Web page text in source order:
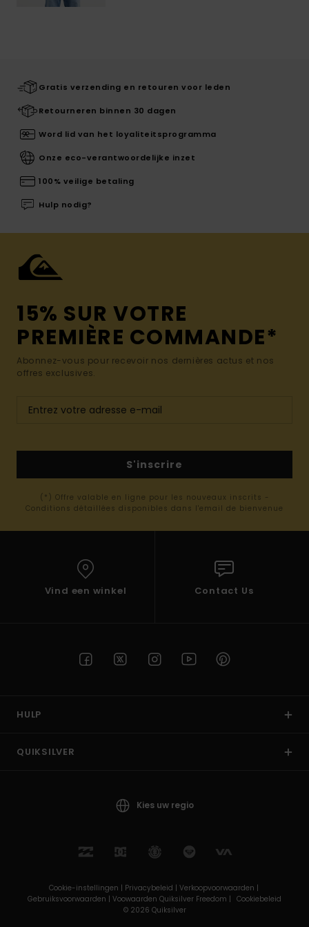
Gratis verzending en retouren voor leden
Retourneren binnen 30 dagen
Word lid van het loyaliteitsprogramma
Onze eco-verantwoordelijke inzet
100% veilige betaling
Hulp nodig?
15% SUR VOTRE
PREMIÈRE COMMANDE*
Abonnez-vous pour recevoir nos dernières actus et nos
offres exclusives.
S'inscrire
(*) Offre valable en ligne pour les nouveaux inscrits -
Conditions détaillées disponibles dans l'email de bienvenue
Vind een winkel Contact Us
HULP
QUIKSILVER
Kies uw regio
Cookie-instellingen | Privacybeleid | Verkoopvoorwaarden |
Gebruiksvoorwaarden | Voowaarden Quiksilver Freedom | Cookiebeleid
© 2026 Quiksilver